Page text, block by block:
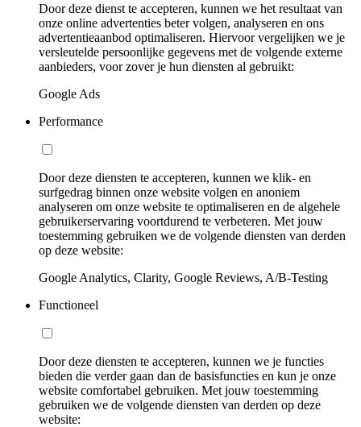
Door deze dienst te accepteren, kunnen we het resultaat van
onze online advertenties beter volgen, analyseren en ons
advertentieaanbod optimaliseren. Hiervoor vergelijken we je
versleutelde persoonlijke gegevens met de volgende externe
aanbieders, voor zover je hun diensten al gebruikt:
Google Ads
Performance
Door deze diensten te accepteren, kunnen we klik- en
surfgedrag binnen onze website volgen en anoniem
analyseren om onze website te optimaliseren en de algehele
gebruikerservaring voortdurend te verbeteren. Met jouw
toestemming gebruiken we de volgende diensten van derden
op deze website:
Google Analytics, Clarity, Google Reviews, A/B-Testing
Functioneel
Door deze diensten te accepteren, kunnen we je functies
bieden die verder gaan dan de basisfuncties en kun je onze
website comfortabel gebruiken. Met jouw toestemming
gebruiken we de volgende diensten van derden op deze
website: